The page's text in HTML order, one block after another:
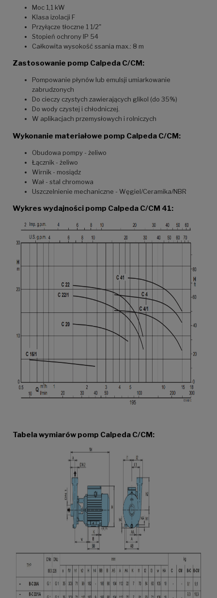
Moc 1,1 kW
Klasa izolacji F
Przyłącze tłoczne 1 1/2"
Stopień ochrony IP 54
Całkowita wysokość ssania max.: 8 m
Zastosowanie pomp Calpeda C/CM:
Pompowanie płynów lub emulsji umiarkowanie
zabrudzonych
Do cieczy czystych zawierających glikol (do 35%)
Do wody czystej i chłodniczej.
W aplikacjach przemysłowych i rolniczych
Wykonanie materiałowe pomp Calpeda C/CM:
Obudowa pompy - żeliwo
Łącznik - żeliwo
Wirnik - mosiądz
Wał - stal chromowa
Uszczelnienie mechaniczne - Węgiel/Ceramika/NBR
Wykres wydajności pomp Calpeda C/CM 41:
Tabela wymiarów pomp Calpeda C/CM: